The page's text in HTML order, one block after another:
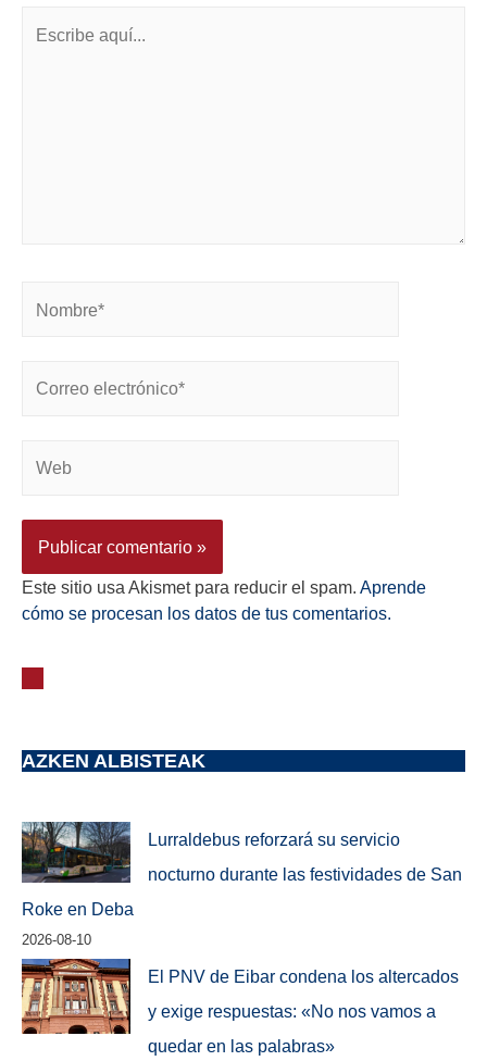
Este sitio usa Akismet para reducir el spam. Aprende
cómo se procesan los datos de tus comentarios.
AZKEN ALBISTEAK
Lurraldebus reforzará su servicio
nocturno durante las festividades de San
Roke en Deba
2026-08-10
El PNV de Eibar condena los altercados
y exige respuestas: «No nos vamos a
quedar en las palabras»